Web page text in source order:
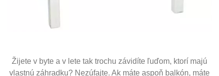
Žijete v byte a v lete tak trochu závidíte ľuďom, ktorí majú
vlastnú záhradku? Nezúfajte. Ak máte aspoň balkón, máte